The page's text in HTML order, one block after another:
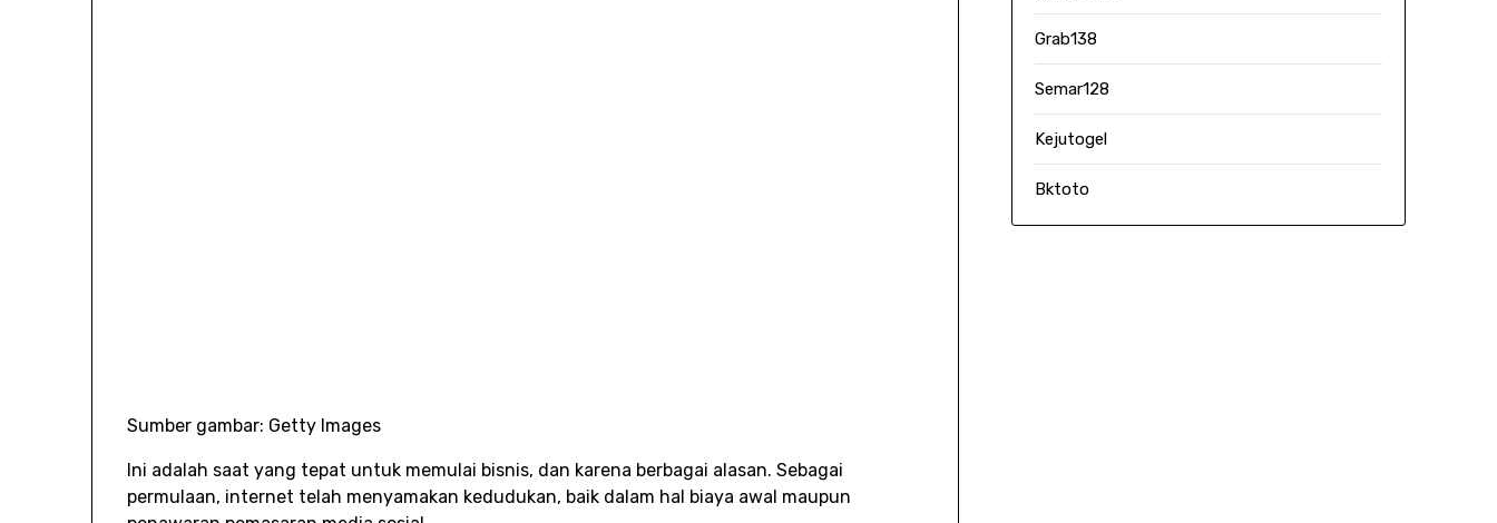
Sumber gambar: Getty Images
Ini adalah saat yang tepat untuk memulai bisnis, dan karena berbagai alasan. Sebagai
permulaan, internet telah menyamakan kedudukan, baik dalam hal biaya awal maupun
Grab138
Semar128
Kejutogel
Bktoto